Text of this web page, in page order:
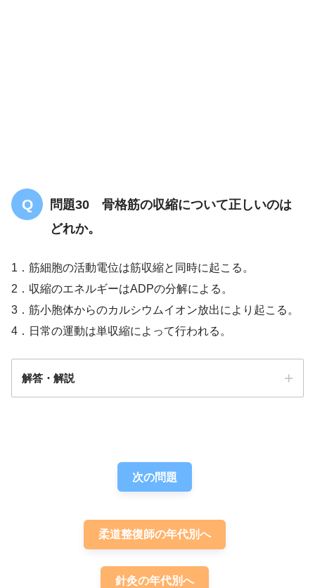
問題30 骨格筋の収縮について正しいのは
どれか。
1．筋細胞の活動電位は筋収縮と同時に起こる。
2．収縮のエネルギーはADPの分解による。
3．筋小胞体からのカルシウムイオン放出により起こる。
4．日常の運動は単収縮によって行われる。
解答・解説
次の問題
柔道整復師の年代別へ
針灸の年代別へ